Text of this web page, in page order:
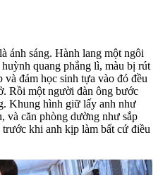
ánh sáng. Hành lang một ngôi
quang phẳng lì, màu bị rút
và đám học sinh tựa vào đó đều
Rồi một người đàn ông bước
Khung hình giữ lấy anh như
và căn phòng dường như sắp
khi anh kịp làm bất cứ điều